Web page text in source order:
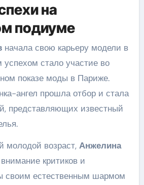
на
подиуме
начала свою карьеру модели в
успехом стало участие во
показе моды в Париже.
ангел прошла отбор и стала
представляющих известный
молодой возраст, Анжелина
критиков и
своим естественным шармом